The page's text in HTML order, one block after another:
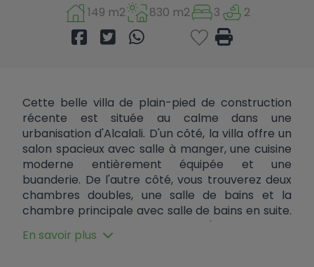
149 m2 830 m2 3 2
Cette belle villa de plain-pied de construction
récente est située au calme dans une
urbanisation d'Alcalali. D'un côté, la villa offre un
salon spacieux avec salle à manger, une cuisine
moderne entièrement équipée et une
buanderie. De l'autre côté, vous trouverez deux
chambres doubles, une salle de bains et la
chambre principale avec salle de bains en suite.
En outre, la villa dispose d'une terrasse
spacieuse avec piscine et il y a plusieurs autres
En savoir plus